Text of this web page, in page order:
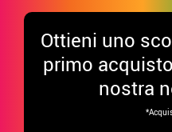
Ottieni uno
primo
nostra